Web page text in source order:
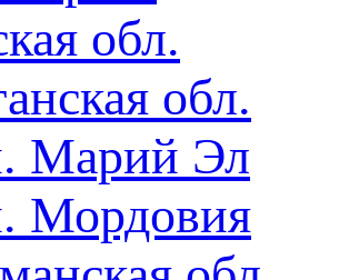
обл.
обл.
Марий Эл
Мордовия